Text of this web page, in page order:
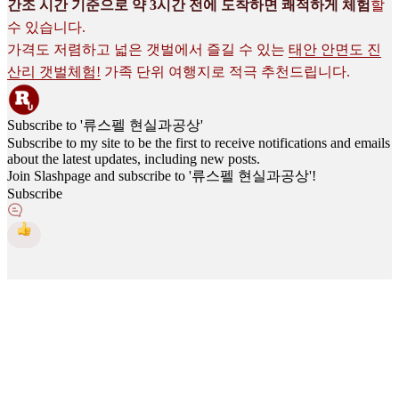
간조 시간 기준으로 약 3시간 전에 도착하면 쾌적하게 체험 할
수 있습니다.
가격도 저렴하고 넓은 갯벌에서 즐길 수 있는 태안 안면도 진
산리 갯벌체험! 가족 단위 여행지로 적극 추천드립니다.
Subscribe to '류스펠 현실과공상'
Subscribe to my site to be the first to receive notifications and emails
about the latest updates, including new posts.
Join Slashpage and subscribe to '류스펠 현실과공상'!
Subscribe